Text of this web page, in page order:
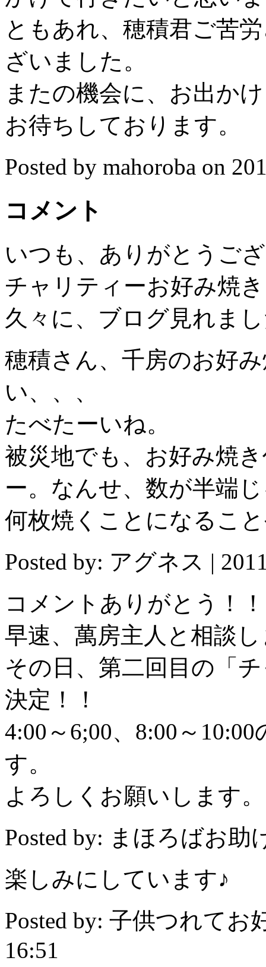
ともあれ、穂積君ご苦
ざいました。
またの機会に、お出か
お待ちしております。
Posted by mahoroba on
コメント
いつも、ありがとうご
チャリティーお好み焼
久々に、ブログ見れま
穂積さん、千房のお好
い、、、
たべたーいね。
被災地でも、お好み焼
ー。なんせ、数が半端
何枚焼くことになるこ
Posted by: アグネス |
コメントありがとう！
早速、萬房主人と相談
その日、第二回目の「
決定！！
4:00～6;00、8:00～
す。
よろしくお願いします。
Posted by: まほろばお助
楽しみにしています♪
Posted by: 子供つれてお
16:51